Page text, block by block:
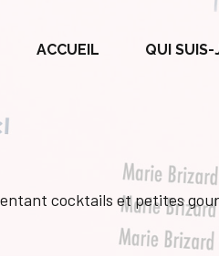
ACCUEIL QUI SUIS-
cocktails et petites